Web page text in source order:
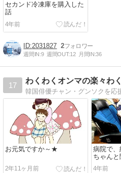
セカンド冷凍庫を購入した
話
4年前
2031827 2
週間IN:9 週間OUT:12 月間IN:36
17
わくわくオンマの楽々わ
お元気ですか～★
2年11ヶ月前
病院で、
ちゃん
法を選
4年前